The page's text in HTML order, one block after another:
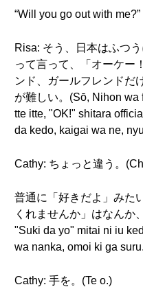
“Will you go out with me?”
Risa: そう、日本はふつ
って言って、「オーケー
ンド、ガールフレンドだ
が難しい。(Sō, Nihon wa
tte itte, "OK!" shitara
da kedo, kaigai wa ne,
Cathy: ちょっと違う。
普通に「好きだよ」みた
くれませんか」はなんか
"Suki da yo" mitai ni iu
wa nanka, omoi ki ga
Cathy: 手を。(Te o.)